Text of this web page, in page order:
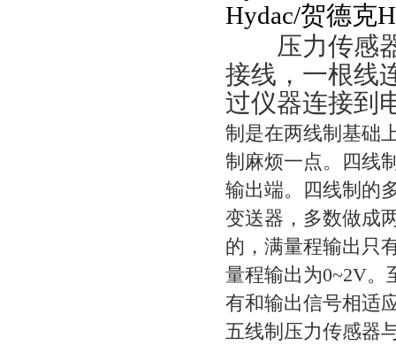
Hydac/贺德克
压力传感器
接线，一根线
过仪器连接到
制是在两线制基础
制麻烦一点。四线
输出端。四线制的
变送器，多数做成
的，满量程输出只
量程输出为0~2V。
有和输出信号相适
五线制压力传感器